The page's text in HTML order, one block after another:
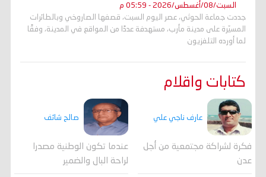
السبت/08/أغسطس/2026 - 05:59 م
جددت جماعة الحوثي، عصر اليوم السبت، قصفها الصاروخي وبالطائرات
المسيّرة على مدينة مأرب، مستهدفة عددًا من المواقع في المدينة، وفقًا
لما أورده التلفزيون
كتابات واقلام
عارف ناجي علي
فكرة لشراكة مجتمعية من أجل
عدن
صالح شائف
عندما تكون الوطنية مصدرا
لراحة البال والضمير